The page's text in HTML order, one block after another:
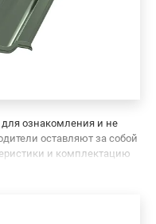
ознакомления и не
оставляют за собой
и комплектацию
и потребителей.
вам за сообщение об